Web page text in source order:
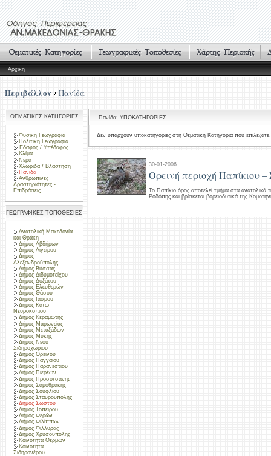
Αρχική
Περιβάλλον Πανίδα
ΘΕΜΑΤΙΚΕΣ ΚΑΤΗΓΟΡΙΕΣ
Φυσική Γεωγραφία
Πολιτική Γεωγραφία
Έδαφος / Υπέδαφος
Κλίμα
Νερά
Χλωρίδα / Βλάστηση
Πανίδα
Ανθρώπινες
Δραστηριότητες -
Επιδράσεις
ΓΕΩΓΡΑΦΙΚΕΣ ΤΟΠΟΘΕΣΙΕΣ
Ανατολική Μακεδονία
και Θράκη
Δήμος Αβδήρων
Δήμος Αιγείρου
Δήμος
Αλεξανδρούπολης
Δήμος Βύσσας
Δήμος Διδυμοτείχου
Δήμος Δοξάτου
Δήμος Ελευθερών
Δήμος Θάσου
Δήμος Ιάσμου
Δήμος Κάτω
Νευροκοπίου
Δήμος Κεραμωτής
Δήμος Μαρωνείας
Δήμος Μεταξάδων
Δήμος Μύκης
Δήμος Νέου
Σιδηροχωρίου
Δήμος Ορεινού
Δήμος Παγγαίου
Δήμος Παρανεστίου
Δήμος Πιερέων
Δήμος Προσοτσάνης
Δήμος Σαμοθράκης
Δήμος Σουφλίου
Δήμος Σταυρούπολης
Δήμος Σώστου
Δήμος Τοπείρου
Δήμος Φερών
Δήμος Φιλίππων
Δήμος Φιλλύρας
Δήμος Χρυσούπολης
Κοινότητα Θερμών
Κοινότητα
Σιδηρονέρου
Πανίδα: ΥΠΟΚΑΤΗΓΟΡΙΕΣ
Δεν υπάρχουν υποκατηγορίες στη Θεματική Κατηγορία που επιλέξατε.
30-01-2006
Ορεινή περιοχή Παπίκιου
Το Παπίκιο όρος αποτελεί τμήμα στα ανατολικά
Ροδόπης και βρίσκεται βορειοδυτικά της